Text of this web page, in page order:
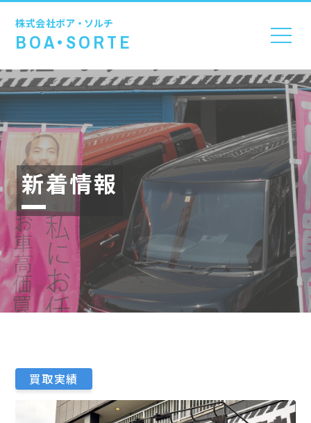
株式会社ボア・ソルチ
BOA•SORTE
新着情報
買取実績